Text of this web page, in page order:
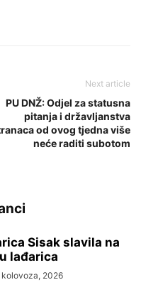
Next article
PU DNŽ: Odjel za statusna
pitanja i državljanstva
od ovog tjedna više
neće raditi subotom
Sisak slavila na
lađarica
kolovoza, 2026